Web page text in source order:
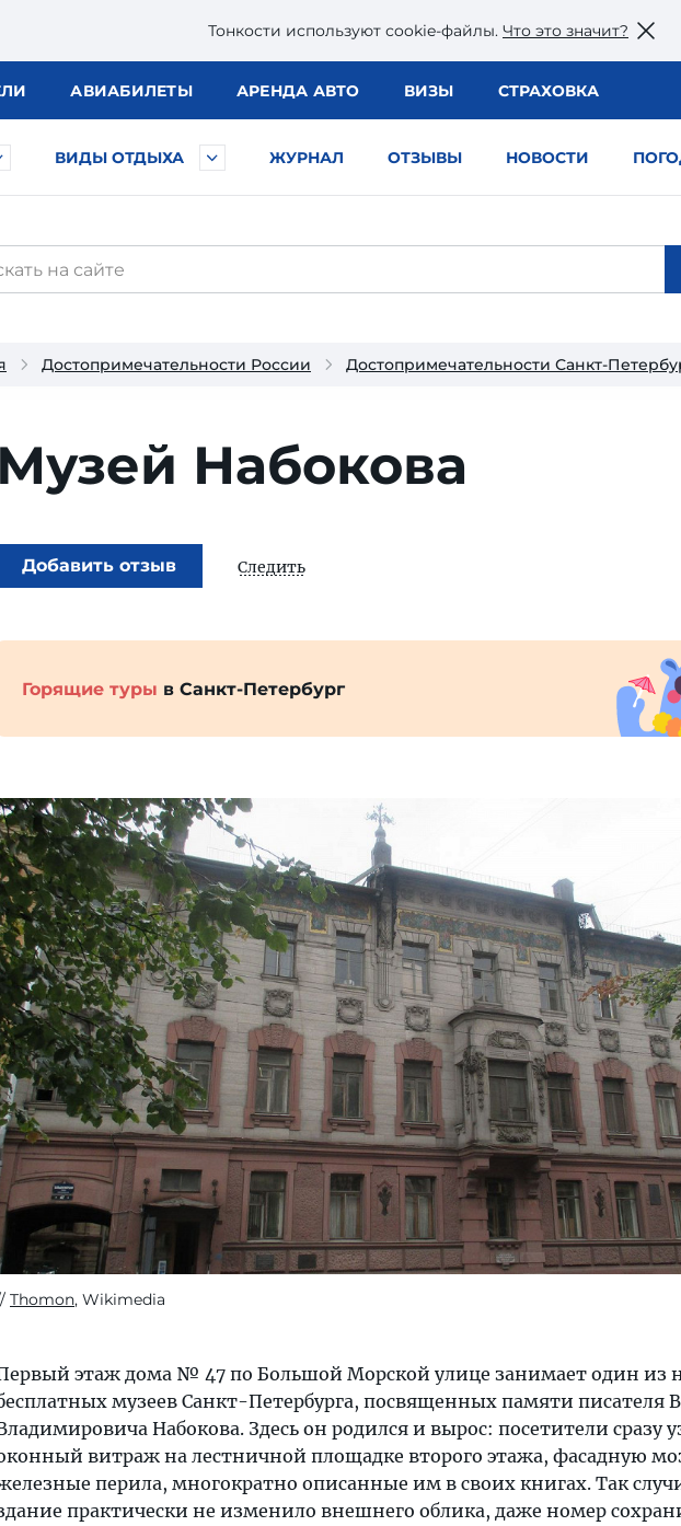
Тонкости используют сookie-файлы. Что это значит?
АВИАБИЛЕТЫ АРЕНДА АВТО ВИЗЫ СТРАХОВКА
ВИДЫ ОТДЫХА ЖУРНАЛ ОТЗЫВЫ НОВОСТИ
Достопримечательности России Достопримечательности Санкт-
Музей Набокова
Добавить отзыв Следить
Горящие туры в Санкт-Петербург
Thomon, Wikimedia
этаж дома № 47 по Большой Морской улице занимает один из
музеев Санкт-Петербурга, посвященных памяти писателя
Набокова. Здесь он родился и вырос: посетители сразу
витраж на лестничной площадке второго этажа, фасадную
перила, многократно описанные им в своих книгах. Так
практически не изменило внешнего облика, даже номер